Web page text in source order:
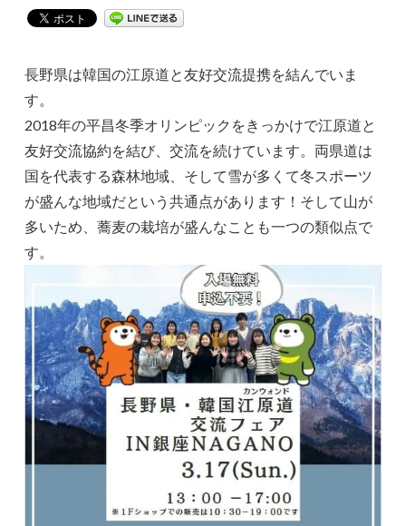
長野県は韓国の江原道と友好交流提携を結んでいま
す。
2018年の平昌冬季オリンピックをきっかけで江原道と
友好交流協約を結び、交流を続けています。両県道は
国を代表する森林地域、そして雪が多くて冬スポーツ
が盛んな地域だという共通点があります！そして山が
多いため、蕎麦の栽培が盛んなことも一つの類似点で
す。